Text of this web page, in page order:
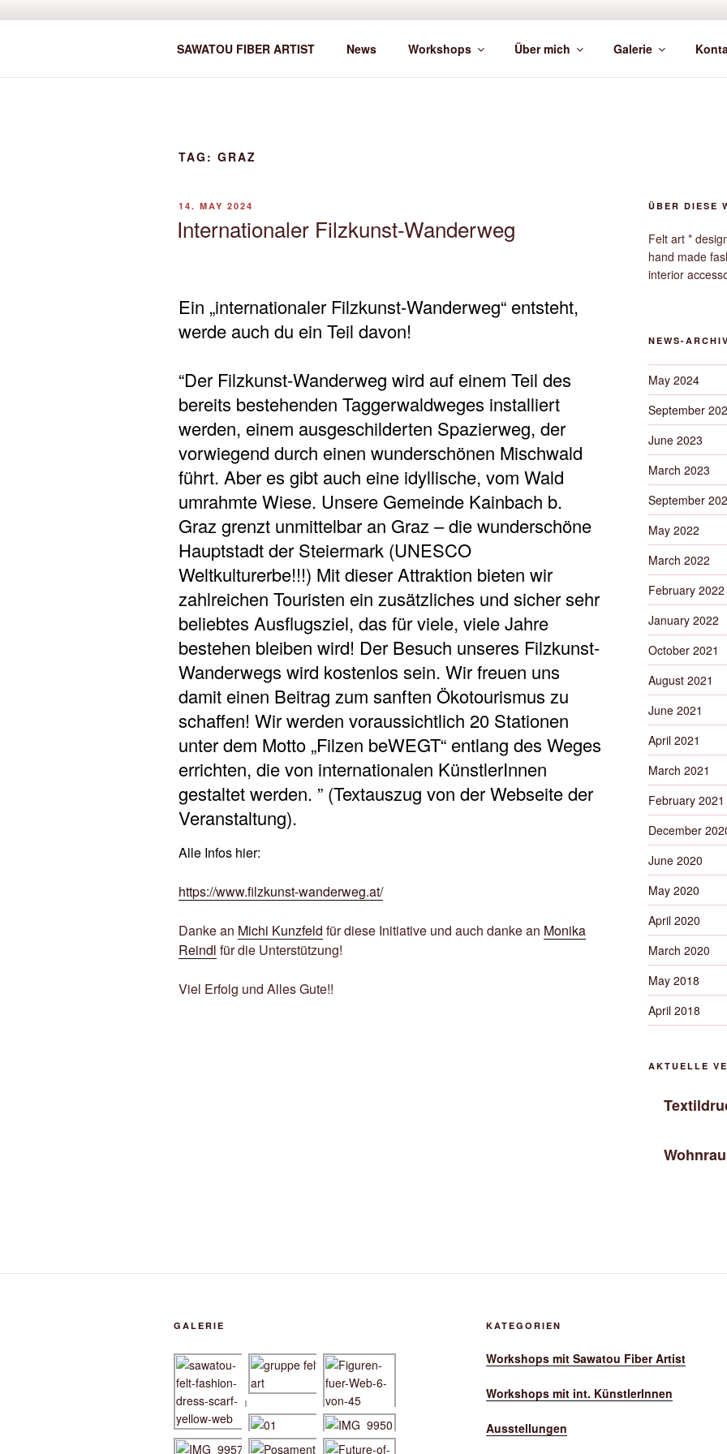
SAWATOU
Fiber Artist
SAWATOU FIBER ARTIST News Workshops Über mich Galerie
TAG: GRAZ
VERÖFFENTLICHT
14. MAY 2024
Internationaler Filzkunst-Wanderweg
Ein „internationaler Filzkunst-Wanderweg“ entsteht,
werde auch du ein Teil davon!
“Der Filzkunst-Wanderweg wird auf einem Teil des
bereits bestehenden Taggerwaldweges installiert
werden, einem ausgeschilderten Spazierweg, der
vorwiegend durch einen wunderschönen Mischwald
führt. Aber es gibt auch eine idyllische, vom Wald
umrahmte Wiese. Unsere Gemeinde Kainbach b.
Graz grenzt unmittelbar an Graz – die wunderschöne
Hauptstadt der Steiermark (UNESCO
Weltkulturerbe!!!) Mit dieser Attraktion bieten wir
zahlreichen Touristen ein zusätzliches und sicher sehr
beliebtes Ausflugsziel, das für viele, viele Jahre
bestehen bleiben wird! Der Besuch unseres Filzkunst-
Wanderwegs wird kostenlos sein. Wir freuen uns
damit einen Beitrag zum sanften Ökotourismus zu
schaffen! Wir werden voraussichtlich 20 Stationen
unter dem Motto „Filzen beWEGT“ entlang des Weges
errichten, die von internationalen KünstlerInnen
gestaltet werden. ” (Textauszug von der Webseite der
Veranstaltung).
Alle Infos hier:
https://www.filzkunst-wanderweg.at/
Danke an Michi Kunzfeld für diese Initiative und auch danke an Monika
Reindl für die Unterstützung!
Viel Erfolg und Alles Gute!!
ÜBER DIESE
Felt art *
hand made
interior
NEWS-ARCHIV
May 2024
September
June 2023
March 2023
September
May 2022
March 2022
February 2022
January 2022
October 2021
August 2021
June 2021
April 2021
March 2021
February 2021
December
June 2020
May 2020
April 2020
March 2020
May 2018
April 2018
AKTUELLE
GALERIE KATEGORIEN
Workshops mit Sawatou Fiber Artist
Workshops mit int. KünstlerInnen
Ausstellungen